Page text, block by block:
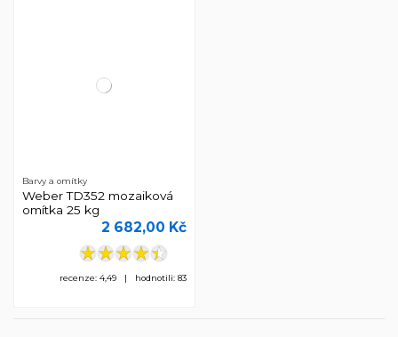
Barvy a omítky
Weber TD352 mozaiková
omítka 25 kg
2 682,00 Kč
recenze: 4,49 | hodnotili: 83